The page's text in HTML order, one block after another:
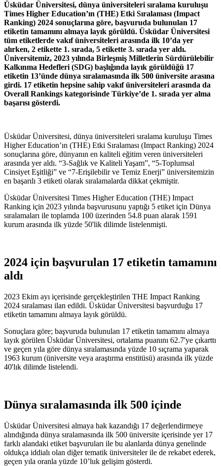
Üsküdar Üniversitesi, dünya üniversiteleri sıralama kuruluşu
Times Higher Education’ın (THE) Etki Sıralaması (Impact
Ranking) 2024 sonuçlarına göre, başvuruda bulunulan 17
etiketin tamamını almaya layık görüldü. Üsküdar Üniversitesi
tüm etiketlerde vakıf üniversiteleri arasında ilk 10’da yer
alırken, 2 etikette 1. sırada, 5 etikette 3. sırada yer aldı.
Üniversitemiz, 2023 yılında Birleşmiş Milletlerin Sürdürülebilir
Kalkınma Hedefleri (SDG) başlığında layık görüldüğü 17
etiketin 13’ünde dünya sıralamasında ilk 500 üniversite arasına
girdi. 17 etiketin hepsine sahip vakıf üniversiteleri arasında da
Overall Rankings kategorisinde Türkiye’de 1. sırada yer alma
başarısı gösterdi.
Üsküdar Üniversitesi, dünya üniversiteleri sıralama kuruluşu Times
Higher Education’ın (THE) Etki Sıralaması (Impact Ranking) 2024
sonuçlarına göre, dünyanın en kaliteli eğitim veren üniversiteleri
arasında yer aldı. “3-Sağlık ve Kaliteli Yaşam”, “5-Toplumsal
Cinsiyet Eşitliği” ve “7-Erişilebilir ve Temiz Enerji” üniversitemizin
en başarılı 3 etiketi olarak sıralamalarda dikkat çekmiştir.
Üsküdar Üniversitesi Times Higher Education (THE) Impact
Ranking için 2023 yılında başvurusunu yaptığı 5 etiket için Dünya
sıralamaları ile toplamda 100 üzerinden 54.8 puan alarak 1591
kurum arasında ilk yüzde 50'lik dilimde listelenmişti.
2024 için başvurulan 17 etiketin tamamını
aldı
2023 Ekim ayı içerisinde gerçekleştirilen THE Impact Ranking
2024 sıralaması ilan edildi. Üsküdar Üniversitesi başvurduğu 17
etiketin tamamını almaya layık görüldü.
Sonuçlara göre; başvuruda bulunulan 17 etiketin tamamını almaya
layık görülen Üsküdar Üniversitesi, ortalama puanını 62.7'ye çıkarttı
ve geçen yıla göre dünya sıralamasında yüzde 10 sıçrama yaparak
1963 kurum (üniversite veya araştırma enstitüsü) arasında ilk yüzde
40'lık dilimde listelendi.
Dünya sıralamasında ilk 500 içinde
Üsküdar Üniversitesi almaya hak kazandığı 17 değerlendirmeye
alındığında dünya sıralamasında ilk 500 üniversite içerisinde yer 17
farklı alandaki etiket başvuruları ile bu alanlarda dünya genelinde
oldukça iddialı olan diğer tematik üniversiteler ile de rekabet ederek,
geçen yıla oranla yüzde 10’luk gelişim gösterdi.